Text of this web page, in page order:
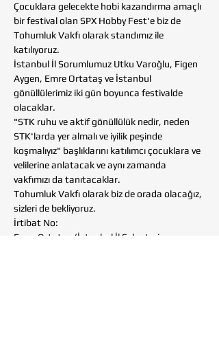
Çocuklara gelecekte hobi kazandırma amaçlı
bir festival olan SPX Hobby Fest'e biz de
Tohumluk Vakfı olarak standımız ile
katılıyoruz.
İstanbul İl Sorumlumuz Utku Varoğlu, Figen
Aygen, Emre Ortataş ve İstanbul
gönüllülerimiz iki gün boyunca festivalde
olacaklar.
"STK ruhu ve aktif gönüllülük nedir, neden
STK'larda yer almalı ve iyilik peşinde
koşmalıyız" başlıklarını katılımcı çocuklara ve
velilerine anlatacak ve aynı zamanda
vakfımızı da tanıtacaklar.
Tohumluk Vakfı olarak biz de orada olacağız,
sizleri de bekliyoruz.
İrtibat No:
Emre Ortataş (İstanbul İl Sekreteri -